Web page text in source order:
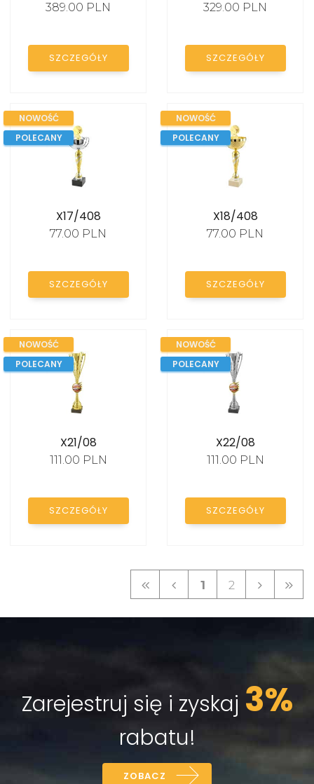
389.00 PLN
SZCZEGÓŁY
329.00 PLN
SZCZEGÓŁY
NOWOŚĆ
POLECANY
X17/408
77.00 PLN
SZCZEGÓŁY
NOWOŚĆ
POLECANY
X18/408
77.00 PLN
SZCZEGÓŁY
NOWOŚĆ
POLECANY
X21/08
111.00 PLN
SZCZEGÓŁY
NOWOŚĆ
POLECANY
X22/08
111.00 PLN
SZCZEGÓŁY
1 2
Zarejestruj się i zyskaj 3%
rabatu!
ZOBACZ